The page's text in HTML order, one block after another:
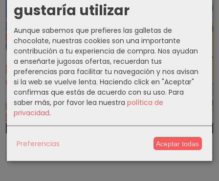
1300d 7h 50m 5s
gustaría utilizar
Aunque sabemos que prefieres las galletas de
chocolate, nuestras cookies son una importante
contribución a tu experiencia de compra. Nos ayudan
a enseñarte jugosas ofertas, recuerdan tus
preferencias para facilitar tu navegación y nos avisan
si la web se vuelve lenta. Haciendo click en "Aceptar"
confirmas que estás de acuerdo con su uso. Para
saber más, por favor lea nuestra política de
privacidad.
Preferencias Aceptar todas